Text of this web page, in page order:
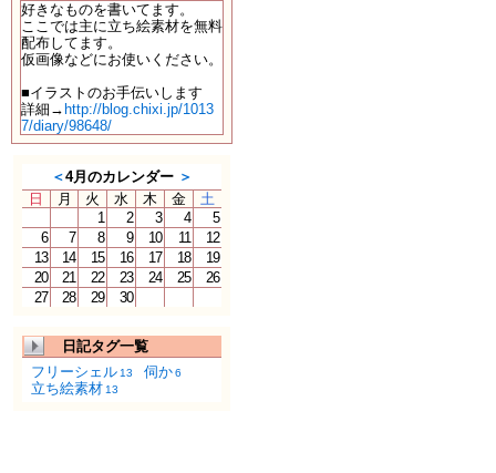
好きなものを書いてます。
ここでは主に立ち絵素材を無料
配布してます。
仮画像などにお使いください。
■イラストのお手伝いします
詳細→ http://blog.chixi.jp/1013
7/diary/98648/
＜4月のカレンダー ＞
日
月 火 水 木 金
土
1
2 3 4
5
6
7 8 9 10 11
12
13
14 15 16 17 18
19
20
21 22 23 24 25
26
27
28 29 30
日記タグ一覧
フリーシェル 13 伺か6
立ち絵素材 13